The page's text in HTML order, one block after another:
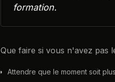
formation.
Que faire si vous n'avez pas
Attendre que le moment soit